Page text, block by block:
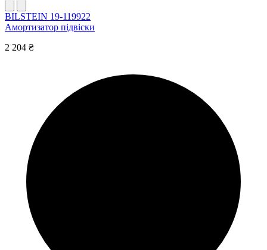
BILSTEIN 19-119922
Амортизатор підвіски
2 204 ₴